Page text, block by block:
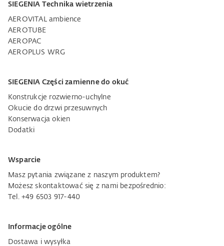
SIEGENIA Technika wietrzenia
AEROVITAL ambience
AEROTUBE
AEROPAC
AEROPLUS WRG
SIEGENIA Części zamienne do okuć
Konstrukcje rozwierno-uchylne
Okucie do drzwi przesuwnych
Konserwacja okien
Dodatki
Wsparcie
Masz pytania związane z naszym produktem?
Możesz skontaktować się z nami bezpośrednio:
Tel. +49 6503 917-440
Informacje ogólne
Dostawa i wysyłka